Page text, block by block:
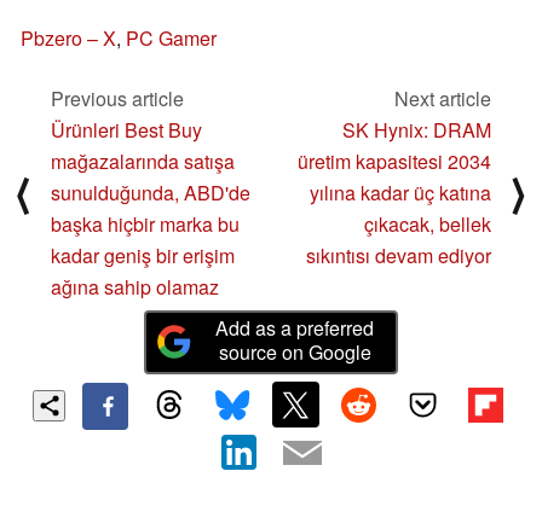
Pbzero – X, PC Gamer
⟨
Previous article
Ürünleri Best Buy
mağazalarında satışa
sunulduğunda, ABD'de
başka hiçbir marka bu
kadar geniş bir erişim
ağına sahip olamaz
Next article
SK Hynix: DRAM
üretim kapasitesi 2034
yılına kadar üç katına
çıkacak, bellek
sıkıntısı devam ediyor
⟩
Add as a preferred
source on Google